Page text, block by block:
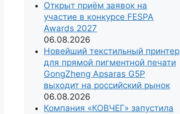
Открыт приём заявок на
участие в конкурсе FESPA
Awards 2027
06.08.2026
Новейший текстильный принтер
для прямой пигментной печати
GongZheng Apsaras G5P
выходит на российский рынок
06.08.2026
Компания «КОВЧЕГ» запустила